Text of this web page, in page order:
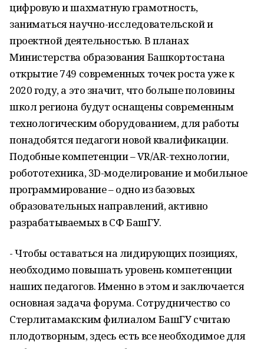
цифровую и шахматную грамотность,
заниматься научно-исследовательской и
проектной деятельностью. В планах
Министерства образования Башкортостана
открытие 749 современных точек роста уже к
2020 году, а это значит, что больше половины
школ региона будут оснащены современным
технологическим оборудованием, для работы
понадобятся педагоги новой квалификации.
Подобные компетенции – VR/AR-технологии,
робототехника, 3D-моделирование и мобильное
программирование – одно из базовых
образовательных направлений, активно
разрабатываемых в СФ БашГУ.
- Чтобы оставаться на лидирующих позициях,
необходимо повышать уровень компетенции
наших педагогов. Именно в этом и заключается
основная задача форума. Сотрудничество со
Стерлитамакским филиалом БашГУ считаю
плодотворным, здесь есть все необходимое для